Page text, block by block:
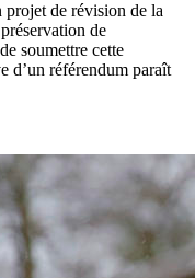
de révision de la
de
soumettre cette
d’un référendum paraît